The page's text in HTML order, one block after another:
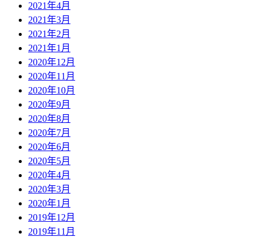
2021年4月
2021年3月
2021年2月
2021年1月
2020年12月
2020年11月
2020年10月
2020年9月
2020年8月
2020年7月
2020年6月
2020年5月
2020年4月
2020年3月
2020年1月
2019年12月
2019年11月